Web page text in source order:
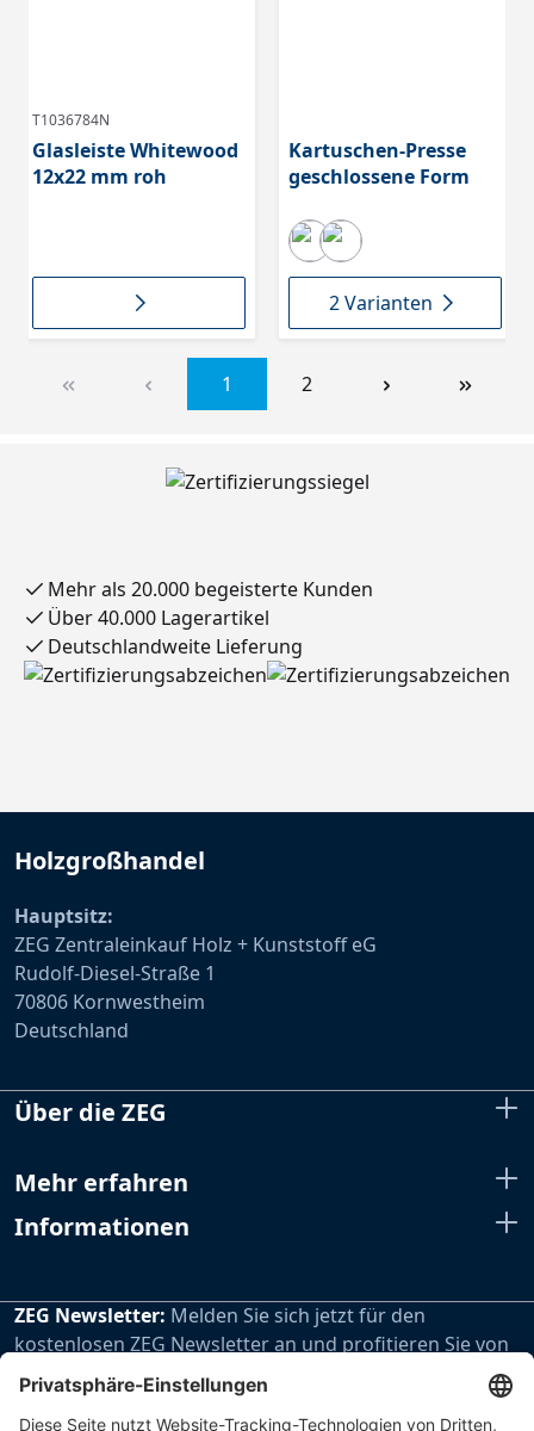
T1036784N
Glasleiste Whitewood
12x22 mm roh
Kartuschen-Presse
geschlossene Form
2 Varianten
1 2
Mehr als 20.000 begeisterte Kunden
Über 40.000 Lagerartikel
Deutschlandweite Lieferung
Holzgroßhandel
Hauptsitz:
ZEG Zentraleinkauf Holz + Kunststoff eG
Rudolf-Diesel-Straße 1
70806 Kornwestheim
Deutschland
Über die ZEG
Mehr erfahren
Informationen
ZEG Newsletter: Melden Sie sich jetzt für den
kostenlosen ZEG Newsletter an und profitieren Sie von
den extra Vorteilen unseres regelmäßig erscheinenden
Newsletters.